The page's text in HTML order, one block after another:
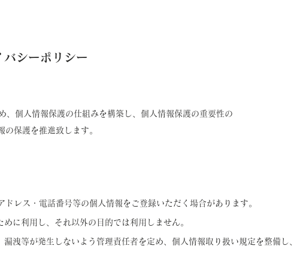
バシーポリシー
個人情報保護の仕組みを構築し、 個人情報保護の重要性の
保護を推進致します。
レス・電話番号等の個人情報をご登録いただく場合があります。
に利用し、それ以外の目的では利用しません。
洩等が発生しないよう管理責任者を定め、個人情報取り扱い規定を整備し、